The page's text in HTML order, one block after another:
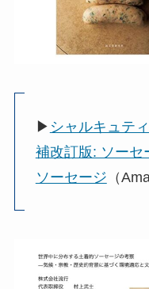
▶︎ シャルキュテ
補改訂版: ソーセ
ソーセージ （